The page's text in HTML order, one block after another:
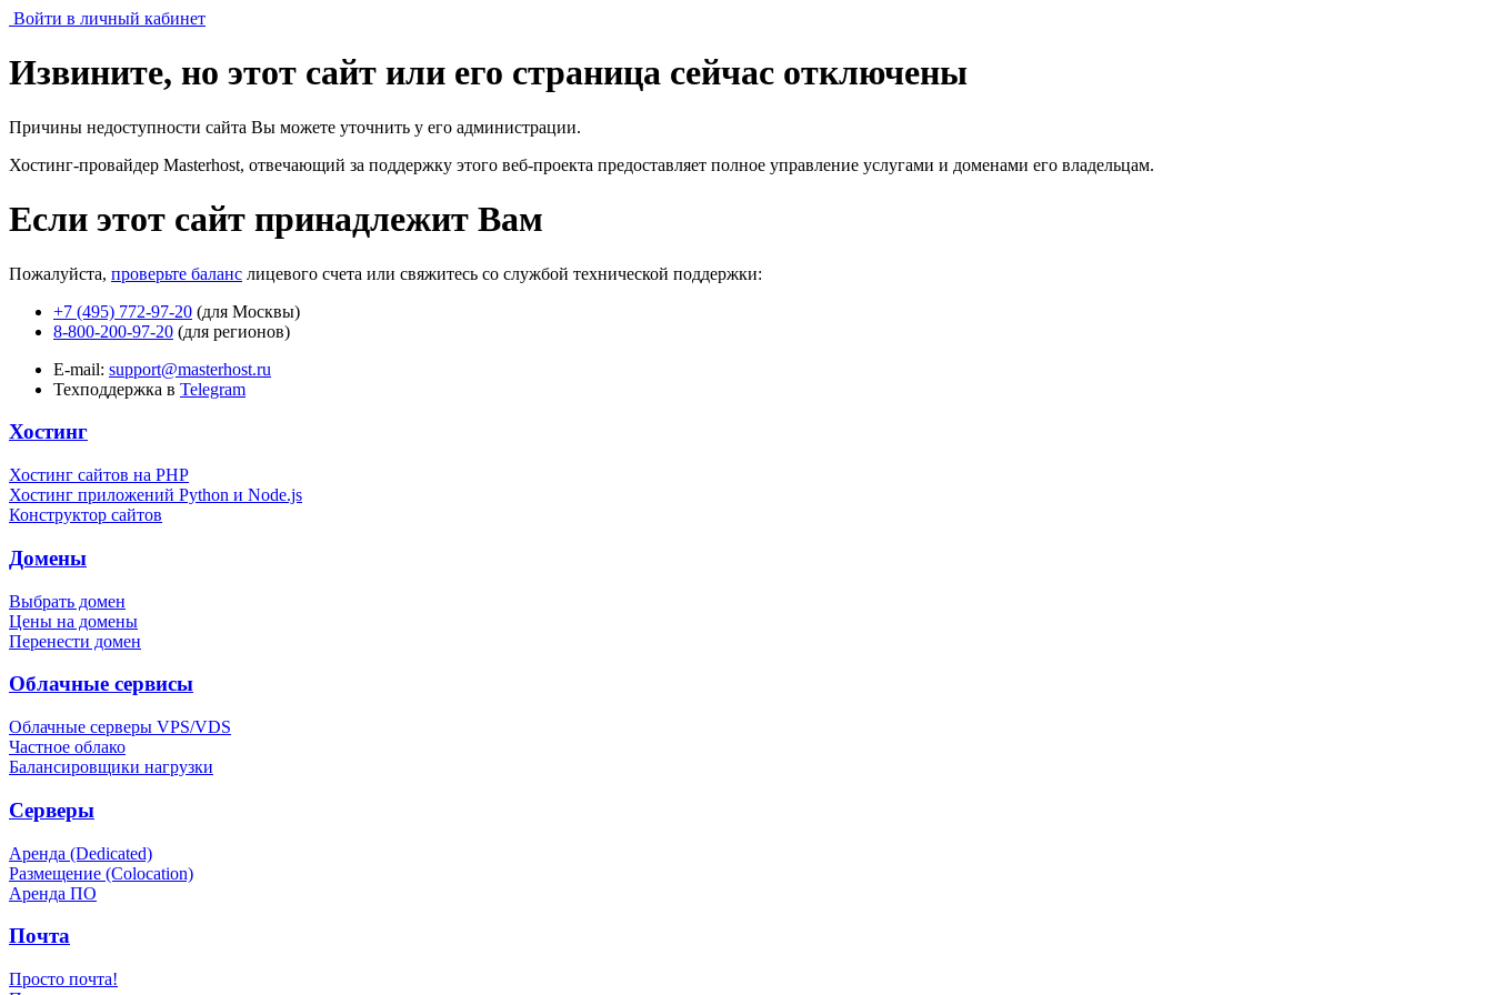
Войти в личный кабинет
Извините, но этот сайт или его страница сейчас отключены
Причины недоступности сайта Вы можете уточнить у его администрации.
Хостинг-провайдер Masterhost, отвечающий за поддержку этого веб-проекта предоставляет полное управление услугами и доменами его владельцам.
Если этот сайт принадлежит Вам
Пожалуйста, проверьте баланс лицевого счета или свяжитесь со службой технической поддержки:
+7 (495) 772-97-20 (для Москвы)
8-800-200-97-20 (для регионов)
E-mail: support@masterhost.ru
Техподдержка в Telegram
Хостинг
Хостинг сайтов на PHP
Хостинг приложений Python и Node.js
Конструктор сайтов
Домены
Выбрать домен
Цены на домены
Перенести домен
Облачные сервисы
Облачные серверы VPS/VDS
Частное облако
Балансировщики нагрузки
Серверы
Аренда (Dedicated)
Размещение (Colocation)
Аренда ПО
Почта
Просто почта!